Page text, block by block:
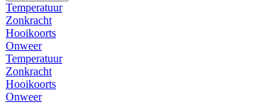
Temperatuur
Zonkracht
Hooikoorts
Onweer
Temperatuur
Zonkracht
Hooikoorts
Onweer